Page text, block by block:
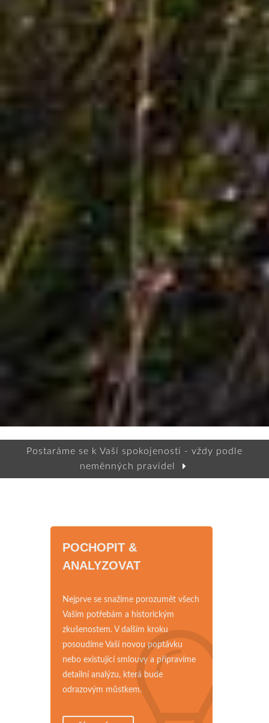
Postaráme se k Vaší spokojenosti - vždy podle
neměnných pravidel
POCHOPIT &
ANALYZOVAT
Nejprve se snažíme porozumět všech
Vašim potřebám a historickým
zkušenostem. V dalším kroku
posoudíme Vaší novou poptávku
nebo existující smlouvy a připravíme
detailní analýzu, která bude
odrazovým můstkem.